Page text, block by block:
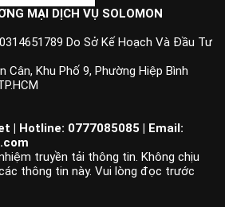
MẠI DỊCH VỤ SOLOMON
Do Sở Kế Hoạch Và Đầu Tư
Cân, Khu Phố 9, Phường Hiệp Bình
| Hotline: 0777085085 | Email:
truyền tải thông tin. Không chịu
thông tin này. Vui lòng đọc trước